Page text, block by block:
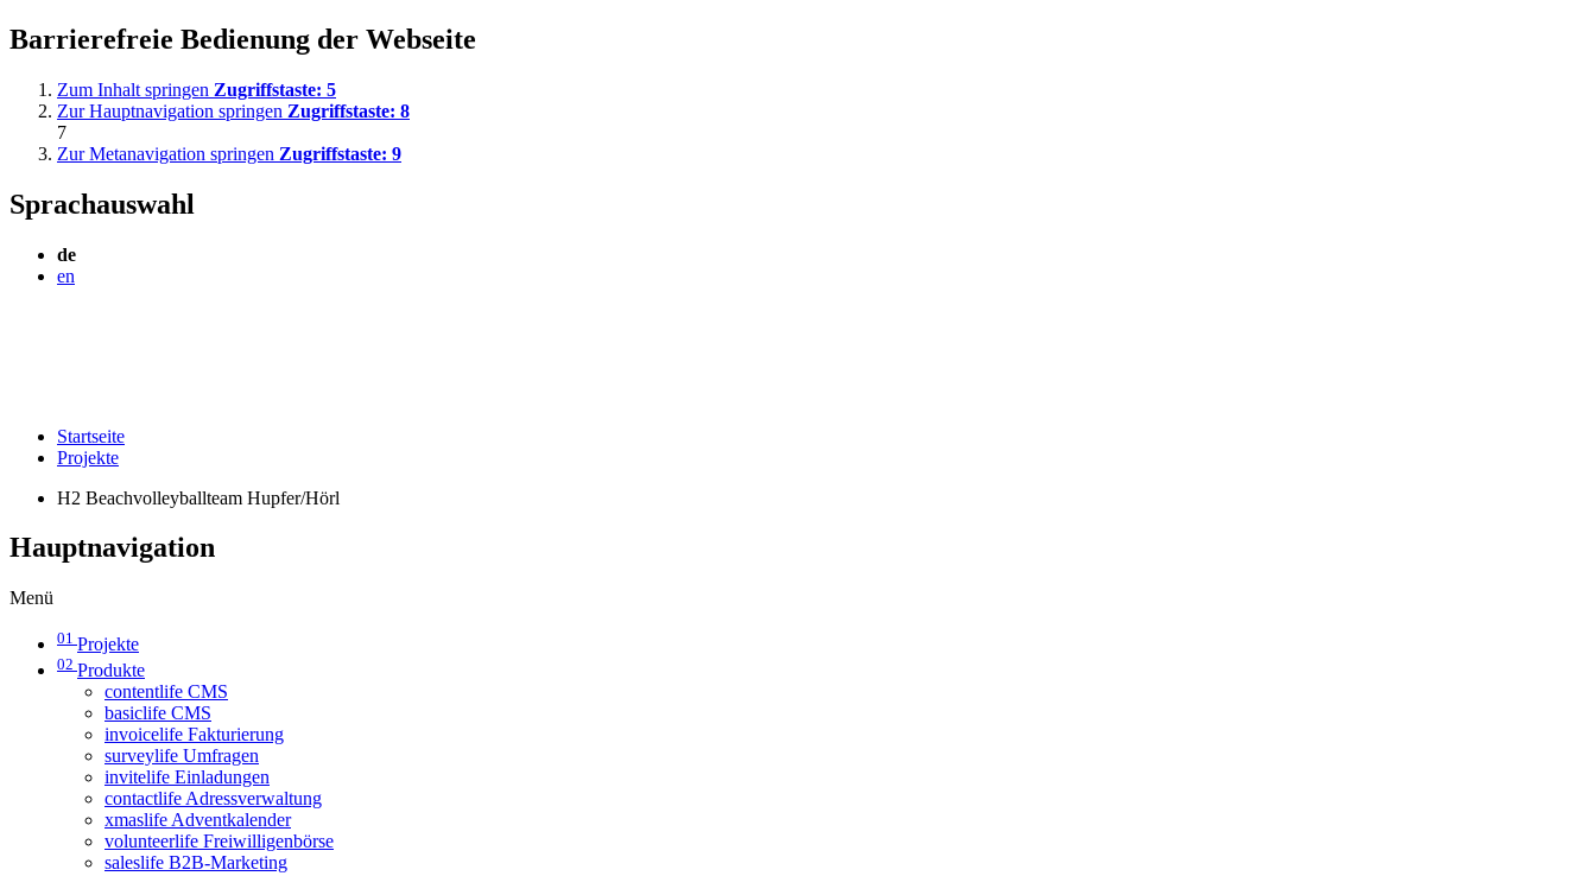
Barrierefreie Bedienung der Webseite
Zum Inhalt springen Zugriffstaste: 5
Zur Hauptnavigation springen Zugriffstaste: 8
7
Zur Metanavigation springen Zugriffstaste: 9
Sprachauswahl
de
en
Startseite
Projekte
H2 Beachvolleyballteam Hupfer/Hörl
Hauptnavigation
Menü
01 Projekte
02 Produkte
contentlife CMS
basiclife CMS
invoicelife Fakturierung
surveylife Umfragen
invitelife Einladungen
contactlife Adressverwaltung
xmaslife Adventkalender
volunteerlife Freiwilligenbörse
saleslife B2B-Marketing